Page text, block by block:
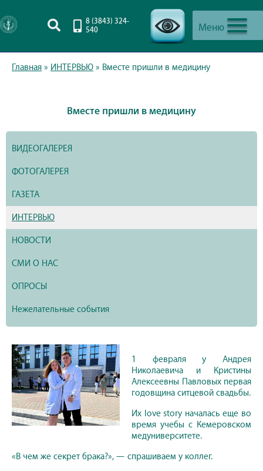
Меню
8 (3843) 324-
540
Главная » ИНТЕРВЬЮ » Вместе пришли в медицину
Вместе пришли в медицину
ВИДЕОГАЛЕРЕЯ
ФОТОГАЛЕРЕЯ
ГАЗЕТА
ИНТЕРВЬЮ
НОВОСТИ
СМИ О НАС
ОПРОСЫ
Нежелательные события
1 февраля у Андрея
Николаевича и Кристины
Алексеевны Павловых первая
годовщина ситцевой свадьбы.
Их love story началась еще во
время учебы с Кемеровском
медуниверситете.
«В чем же секрет брака?», — спрашиваем у коллег.